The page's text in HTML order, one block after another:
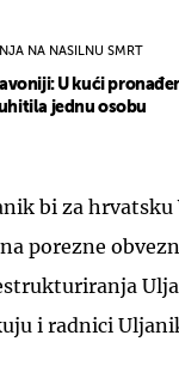
NA NASILNU SMRT
U kući
jednu osobu
bi za
porezne
i radnici